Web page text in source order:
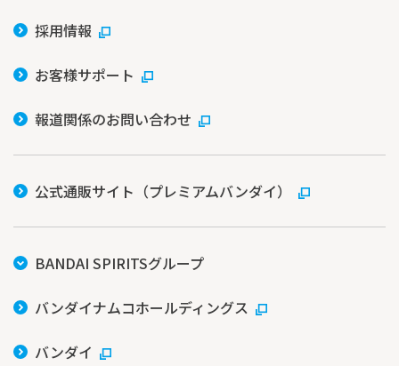
採用情報
お客様サポート
報道関係のお問い合わせ
公式通販サイト（プレミアムバンダイ）
BANDAI SPIRITSグループ
バンダイナムコホールディングス
バンダイ